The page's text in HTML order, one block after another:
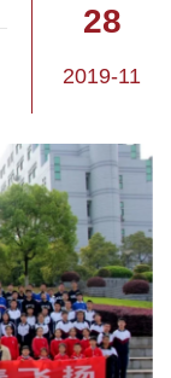
28
2019-11